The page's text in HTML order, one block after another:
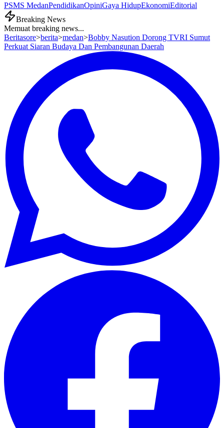
PSMS MedanPendidikanOpiniGaya HidupEkonomiEditorial
Breaking News
Memuat breaking news...
Beritasore>berita>medan>Bobby Nasution Dorong TVRI Sumut
Perkuat Siaran Budaya Dan Pembangunan Daerah